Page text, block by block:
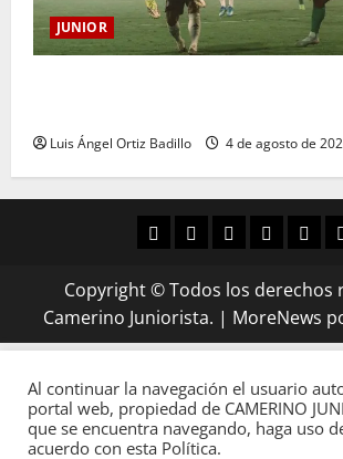
JUNIOR
Luis Ángel Ortiz Badillo 4 de agosto de
Copyright © Todos los derechos
Camerino Juniorista. | MoreNews
Al continuar la navegación el usuario
portal web, propiedad de CAMERINO
que se encuentra navegando, haga uso
acuerdo con esta Política.